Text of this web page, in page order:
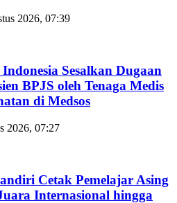
2026, 07:39
Sesalkan Dugaan
BPJS oleh Tenaga Medis
di Medsos
2026, 07:27
Cetak Pemelajar Asing
Internasional hingga